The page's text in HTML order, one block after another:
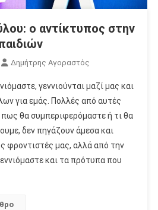
ο αντίκτυπος στην
Δημήτρης Αγοραστός
γεννιούνται μαζί μας και
για εμάς. Πολλές από αυτές
πως θα συμπεριφερόμαστε ή τι θα
δεν πηγάζουν άμεσα και
φροντιστές μας, αλλά από την
και τα πρότυπα που